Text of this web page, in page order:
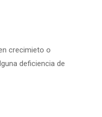
crecimieto o
deficiencia de